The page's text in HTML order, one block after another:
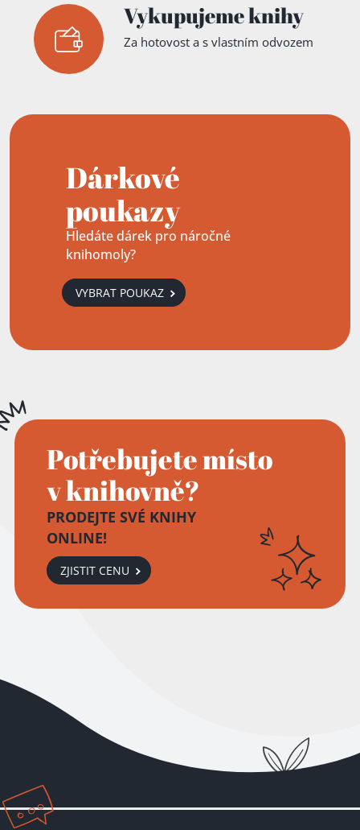
Vykupujeme knihy
Za hotovost a s vlastním odvozem
Dárkové
poukazy
Hledáte dárek pro náročné
knihomoly?
VYBRAT POUKAZ
Potřebujete místo
v knihovně?
PRODEJTE SVÉ KNIHY
ONLINE!
ZJISTIT CENU